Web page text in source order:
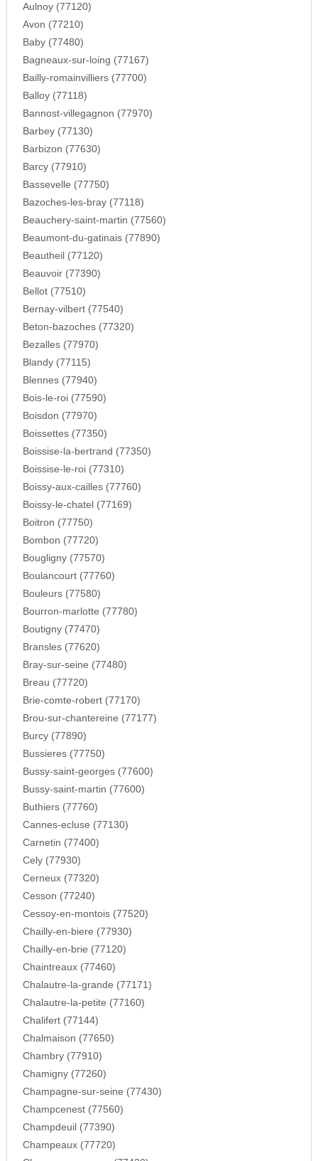
Aulnoy (77120)
Avon (77210)
Baby (77480)
Bagneaux-sur-loing (77167)
Bailly-romainvilliers (77700)
Balloy (77118)
Bannost-villegagnon (77970)
Barbey (77130)
Barbizon (77630)
Barcy (77910)
Bassevelle (77750)
Bazoches-les-bray (77118)
Beauchery-saint-martin (77560)
Beaumont-du-gatinais (77890)
Beautheil (77120)
Beauvoir (77390)
Bellot (77510)
Bernay-vilbert (77540)
Beton-bazoches (77320)
Bezalles (77970)
Blandy (77115)
Blennes (77940)
Bois-le-roi (77590)
Boisdon (77970)
Boissettes (77350)
Boissise-la-bertrand (77350)
Boissise-le-roi (77310)
Boissy-aux-cailles (77760)
Boissy-le-chatel (77169)
Boitron (77750)
Bombon (77720)
Bougligny (77570)
Boulancourt (77760)
Bouleurs (77580)
Bourron-marlotte (77780)
Boutigny (77470)
Bransles (77620)
Bray-sur-seine (77480)
Breau (77720)
Brie-comte-robert (77170)
Brou-sur-chantereine (77177)
Burcy (77890)
Bussieres (77750)
Bussy-saint-georges (77600)
Bussy-saint-martin (77600)
Buthiers (77760)
Cannes-ecluse (77130)
Carnetin (77400)
Cely (77930)
Cerneux (77320)
Cesson (77240)
Cessoy-en-montois (77520)
Chailly-en-biere (77930)
Chailly-en-brie (77120)
Chaintreaux (77460)
Chalautre-la-grande (77171)
Chalautre-la-petite (77160)
Chalifert (77144)
Chalmaison (77650)
Chambry (77910)
Chamigny (77260)
Champagne-sur-seine (77430)
Champcenest (77560)
Champdeuil (77390)
Champeaux (77720)